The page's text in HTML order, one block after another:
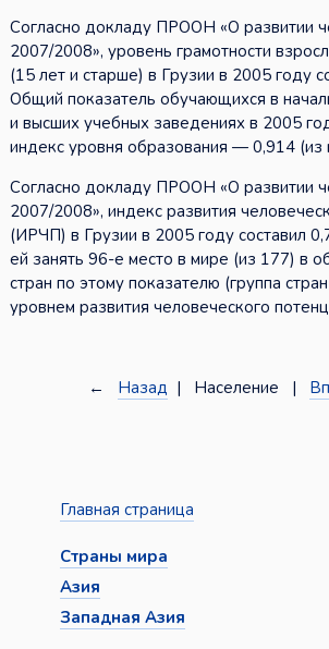
Согласно докладу ПРООН «О развитии
2007/2008», уровень грамотности
(15 лет и старше) в Грузии в 2005 году
Общий показатель обучающихся в
и высших учебных заведениях в 2005
индекс уровня образования — 0,914 (из
Согласно докладу ПРООН «О развитии
2007/2008», индекс развития
(ИРЧП) в Грузии в 2005 году составил
ей занять 96-е место в мире (из 177) в
стран по этому показателю (группа
уровнем развития человеческого
← Назад | Население |
Главная страница
Страны мира
Азия
Западная Азия